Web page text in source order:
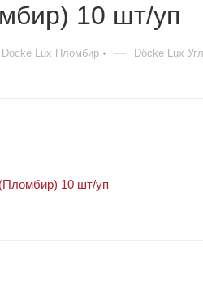
10 шт/уп
Docke Lux Пломбир — Döcke Lux